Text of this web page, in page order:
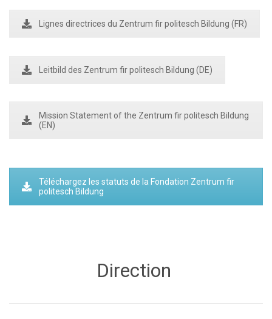
Lignes directrices du Zentrum fir politesch Bildung (FR)
Leitbild des Zentrum fir politesch Bildung (DE)
Mission Statement of the Zentrum fir politesch Bildung
(EN)
Téléchargez les statuts de la Fondation Zentrum fir
politesch Bildung
Direction